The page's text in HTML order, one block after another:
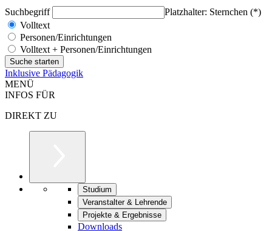
Suchbegriff
Platzhalter: Sternchen (*)
Volltext
Personen/Einrichtungen
Volltext + Personen/Einrichtungen
Inklusive Pädagogik
MENÜ
INFOS FÜR
DIREKT ZU
Studium
Veranstalter & Lehrende
Projekte & Ergebnisse
Downloads